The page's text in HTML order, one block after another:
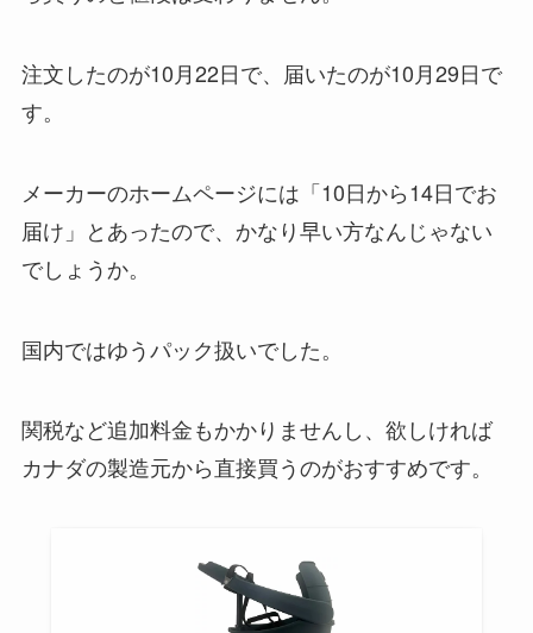
注文したのが10月22日で、届いたのが10月29日で
す。
メーカーのホームページには「10日から14日でお
届け」とあったので、かなり早い方なんじゃない
でしょうか。
国内ではゆうパック扱いでした。
関税など追加料金もかかりませんし、欲しければ
カナダの製造元から直接買うのがおすすめです。